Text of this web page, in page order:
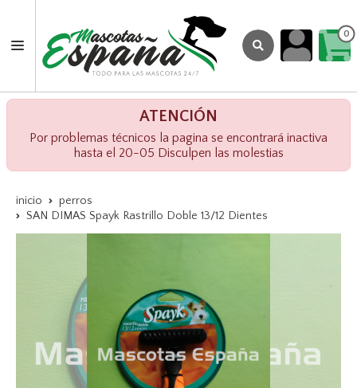
0
ATENCIÓN
Por problemas técnicos la pagina se encontrará inactiva
hasta el 20-05 Disculpen las molestias
inicio
perros
SAN DIMAS Spayk Rastrillo Doble 13/12 Dientes